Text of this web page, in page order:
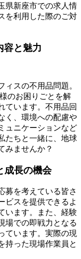
県新座市での求人情
を利用した際のご対
容と魅力
ィスの不用品問題。
のお困りごとを解
ています。不用品回
く、環境への配慮や
ュニケーションなど
たちと一緒に、地球
みませんか？
成長の機会
募を考えている皆さ
ビスを提供できるよ
います。また、経験
場での即戦力となる
ています。実際の現
持った現場作業員と